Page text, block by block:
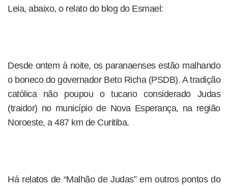
Leia, abaixo, o relato do blog do Esmael:
Desde ontem à noite, os paranaenses estão malhando
o boneco do governador Beto Richa (PSDB). A tradição
católica não poupou o tucano considerado Judas
(traidor) no município de Nova Esperança, na região
Noroeste, a 487 km de Curitiba.
Há relatos de “Malhão de Judas” em outros pontos do